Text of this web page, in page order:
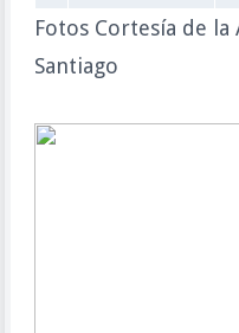
Fotos Cortesía de la
Santiago